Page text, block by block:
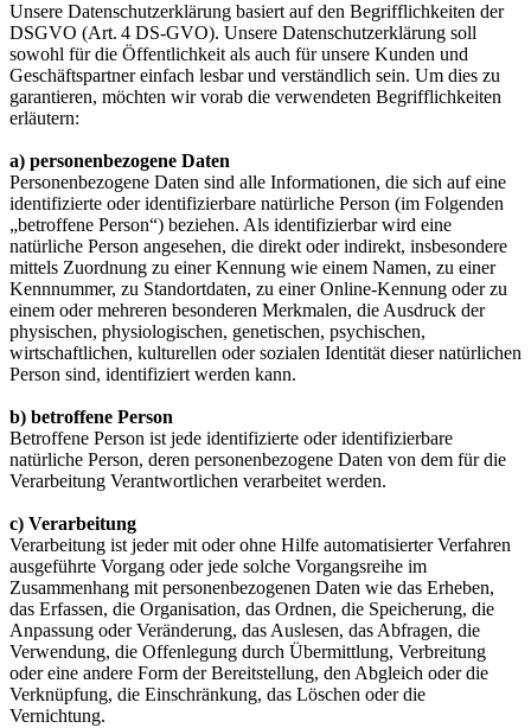
Unsere Datenschutzerklärung basiert auf den Begrifflichkeiten der
DSGVO (Art. 4 DS-GVO). Unsere Datenschutzerklärung soll
sowohl für die Öffentlichkeit als auch für unsere Kunden und
Geschäftspartner einfach lesbar und verständlich sein. Um dies zu
garantieren, möchten wir vorab die verwendeten Begrifflichkeiten
erläutern:
a) personenbezogene Daten
Personenbezogene Daten sind alle Informationen, die sich auf eine
identifizierte oder identifizierbare natürliche Person (im Folgenden
„betroffene Person“) beziehen. Als identifizierbar wird eine
natürliche Person angesehen, die direkt oder indirekt, insbesondere
mittels Zuordnung zu einer Kennung wie einem Namen, zu einer
Kennnummer, zu Standortdaten, zu einer Online-Kennung oder zu
einem oder mehreren besonderen Merkmalen, die Ausdruck der
physischen, physiologischen, genetischen, psychischen,
wirtschaftlichen, kulturellen oder sozialen Identität dieser natürlichen
Person sind, identifiziert werden kann.
b) betroffene Person
Betroffene Person ist jede identifizierte oder identifizierbare
natürliche Person, deren personenbezogene Daten von dem für die
Verarbeitung Verantwortlichen verarbeitet werden.
c) Verarbeitung
Verarbeitung ist jeder mit oder ohne Hilfe automatisierter Verfahren
ausgeführte Vorgang oder jede solche Vorgangsreihe im
Zusammenhang mit personenbezogenen Daten wie das Erheben,
das Erfassen, die Organisation, das Ordnen, die Speicherung, die
Anpassung oder Veränderung, das Auslesen, das Abfragen, die
Verwendung, die Offenlegung durch Übermittlung, Verbreitung
oder eine andere Form der Bereitstellung, den Abgleich oder die
Verknüpfung, die Einschränkung, das Löschen oder die
Vernichtung.